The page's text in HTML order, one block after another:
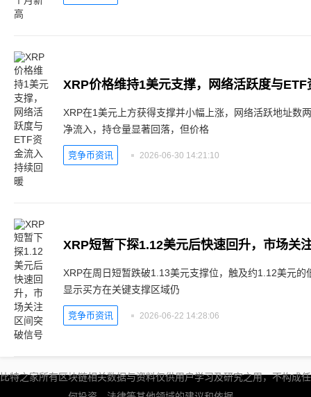
XRP价格维持1美元支撑，网络活跃度与
XRP在1美元上方获得支撑并小幅上涨，网络活跃地址数
净流入，持仓量显著回落，但价格
竞争币资讯 2026-06-30 14:21:10
XRP短暂下探1.12美元后快速回升，市场关
XRP在周日短暂跌破1.13美元支撑位，触及约1.12美元
显示买方在关键支撑区域仍
竞争币资讯 2026-06-22 14:28:06
比特之家所有区块链相关数据与资料仅供用户学习及研究之用，不构成任